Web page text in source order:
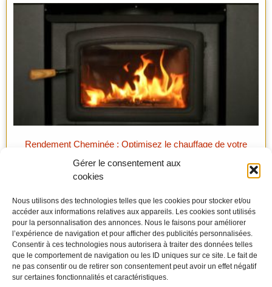
Gérer le consentement aux
cookies
Nous utilisons des technologies telles que les cookies pour stocker et/ou
accéder aux informations relatives aux appareils. Les cookies sont utilisés
pour la personnalisation des annonces. Nous le faisons pour améliorer
l’expérience de navigation et pour afficher des publicités personnalisées.
Consentir à ces technologies nous autorisera à traiter des données telles
que le comportement de navigation ou les ID uniques sur ce site. Le fait de
ne pas consentir ou de retirer son consentement peut avoir un effet négatif
sur certaines fonctionnalités et caractéristiques.
Rendement Cheminée : Optimisez le chauffage de votre